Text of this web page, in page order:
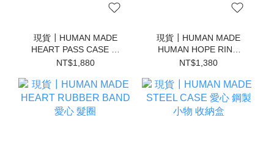
現貨┃HUMAN MADE
HEART PASS CASE 立
體 愛心 伸縮 吊飾 車票夾
NT$1,880
現貨┃HUMAN MADE
HUMAN HOPE RING
SET 愛心 松鼠 戒指
NT$1,380